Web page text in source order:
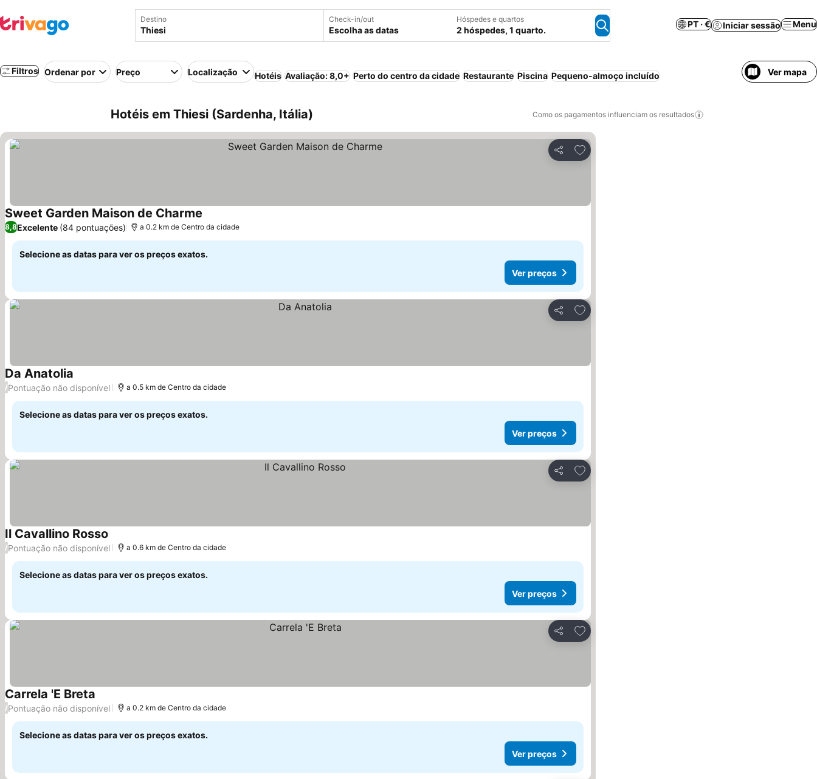
Destino Check-in/out
Escolha as datas
Hóspedes e quartos
2 hóspedes, 1 quarto.
PT · € Iniciar sessão Menu
Filtros Ordenar por Preço Localização Hotéis Avaliação: 8,0+ Perto do centro da cidade Restaurante Piscina Pequeno-almoço incluído Ver mapa
Hotéis em Thiesi (Sardenha, Itália) Como os pagamentos influenciam os resultados
Partilhar
Adicionar aos favoritos
Sweet Garden Maison de Charme
8,8Excelente (84 pontuações) a 0.2 km de Centro da cidade
Selecione as datas para ver os preços exatos.
Ver preços
Partilhar
Adicionar aos favoritos
Da Anatolia Ver preços
/Pontuação não disponível a 0.5 km de Centro da cidade
Selecione as datas para ver os preços exatos.
Ver preços
Partilhar
Adicionar aos favoritos
Il Cavallino Rosso Ver preços
/Pontuação não disponível a 0.6 km de Centro da cidade
Selecione as datas para ver os preços exatos.
Ver preços
Partilhar
Adicionar aos favoritos
Carrela 'E Breta Ver preços
/Pontuação não disponível a 0.2 km de Centro da cidade
Selecione as datas para ver os preços exatos.
Ver preços